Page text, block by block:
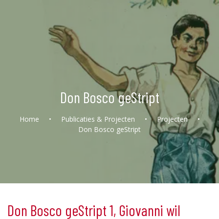
Don Bosco geStript
Home • Publicaties & Projecten • Projecten
•
Don Bosco geStript
Don Bosco geStript 1, Giovanni wil